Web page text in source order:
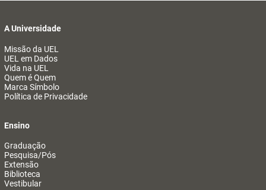
A Universidade
Missão da UEL
UEL em Dados
Vida na UEL
Quem é Quem
Marca Símbolo
Política de Privacidade
Ensino
Graduação
Pesquisa/Pós
Extensão
Biblioteca
Vestibular